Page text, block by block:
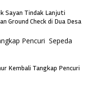
Sayan Tindak Lanjuti
Ground Check di Dua Desa
Kembali Tangkap Pencuri